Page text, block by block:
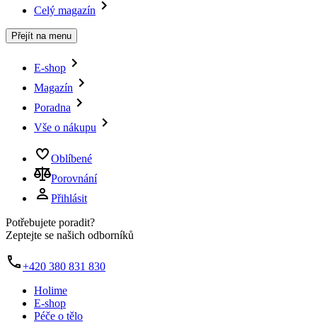
Celý magazín
Přejít na menu
E-shop
Magazín
Poradna
Vše o nákupu
Oblíbené
Porovnání
Přihlásit
Potřebujete poradit?
Zeptejte se našich odborníků
+420 380 831 830
Holime
E-shop
Péče o tělo